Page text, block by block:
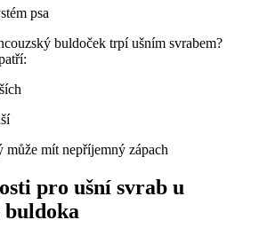
psa
buldoček trpí⁤ ušním​ svrabem?
mít nepříjemný zápach
‌pro ušní ‌svrab u​
buldoka